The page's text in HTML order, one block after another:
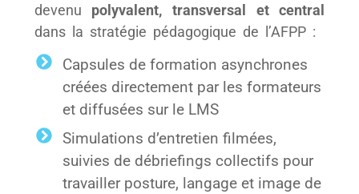
devenu polyvalent, transversal et central
dans la stratégie pédagogique de l’AFPP :
Capsules de formation asynchrones
créées directement par les formateurs
et diffusées sur le LMS
Simulations d’entretien filmées,
suivies de débriefings collectifs pour
travailler posture, langage et image de